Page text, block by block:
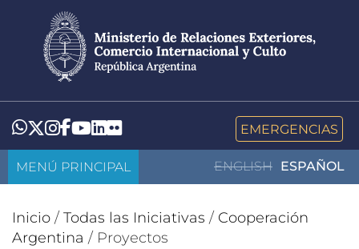
contenido
principal
Whatsapp
Twitter
Instagram
Facebook
YouTube
LinkedIn
Flickr EMERGENCIAS
ENGLISH ESPAÑOL
MENÚ PRINCIPAL
Inicio / Todas las Iniciativas / Cooperación
Argentina / Proyectos